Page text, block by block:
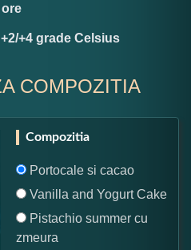
+4 grade Celsius
COMPOZITIA
Compozitia
Portocale si cacao
Vanilla and Yogurt Cake
Pistachio summer cu
zmeura